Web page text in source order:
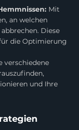
Mit
an welchen
Diese
die Optimierung
verschiedene
und Ihre